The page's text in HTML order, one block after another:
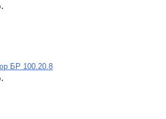
БР 100.20.8